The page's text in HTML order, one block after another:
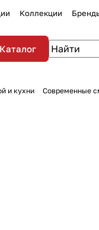
Коллекции
Каталог
и кухни Современные